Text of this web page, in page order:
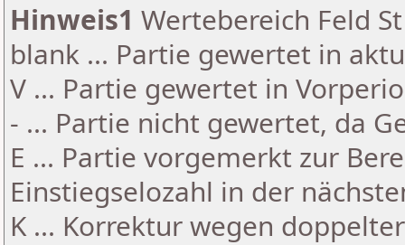
Hinweis1 Wertebereich Feld
blank ... Partie gewertet in
V ... Partie gewertet in
- ... Partie nicht gewertet, da
E ... Partie vorgemerkt zur
Einstiegselozahl in der
K ... Korrektur wegen